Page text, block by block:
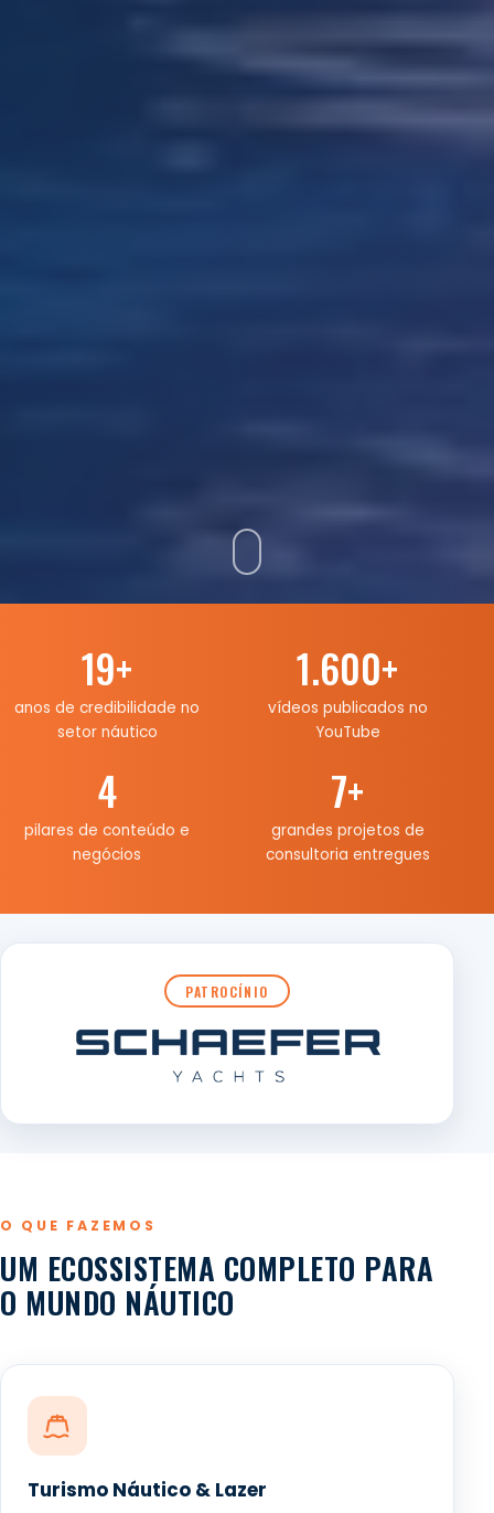
19+
anos de credibilidade no
setor náutico
1.600+
vídeos publicados no
YouTube
4
pilares de conteúdo e
negócios
7+
grandes projetos de
consultoria entregues
PATROCÍNIO
O QUE FAZEMOS
UM ECOSSISTEMA COMPLETO PARA
O MUNDO NÁUTICO
Turismo Náutico & Lazer